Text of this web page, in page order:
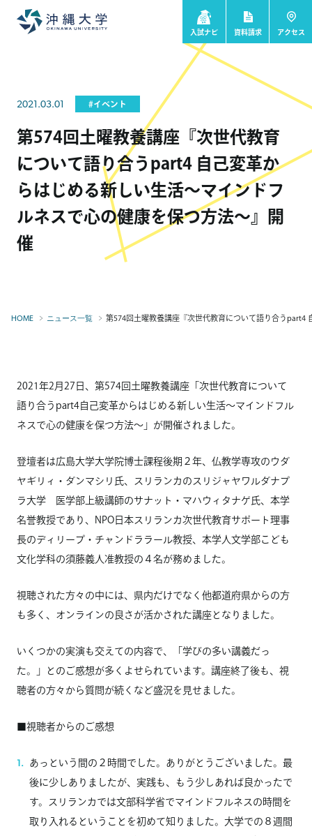
入試ナビ 資料請求 アクセス
2021.03.01 #イベント
第574回土曜教養講座『次世代教育
について語り合うpart4 自己変革か
らはじめる新しい生活～マインドフ
ルネスで心の健康を保つ方法～』開
催
HOME ニュース一覧 第574回土曜教養講座『次世代教育について語り合うpart4
2021年2月27日、第574回土曜教養講座「次世代教育について
語り合うpart4自己変革からはじめる新しい生活～マインドフル
ネスで心の健康を保つ方法～」が開催されました。
登壇者は広島大学大学院博士課程後期２年、仏教学専攻のウダ
ヤギリィ・ダンマシリ氏、スリランカのスリジャヤワルダナプ
ラ大学 医学部上級講師のサナット・マハウィタナゲ氏、本学
名誉教授であり、NPO日本スリランカ次世代教育サポート理事
長のディリープ・チャンドララール教授、本学人文学部こども
文化学科の須藤義人准教授の４名が務めました。
視聴された方々の中には、県内だけでなく他都道府県からの方
も多く、オンラインの良さが活かされた講座となりました。
いくつかの実演も交えての内容で、「学びの多い講義だっ
た。」とのご感想が多くよせられています。講座終了後も、視
聴者の方々から質問が続くなど盛況を見せました。
■視聴者からのご感想
あっという間の２時間でした。ありがとうございました。最
後に少しありましたが、実践も、もう少しあれば良かったで
す。スリランカでは文部科学省でマインドフルネスの時間を
取り入れるということを初めて知りました。大学での８週間